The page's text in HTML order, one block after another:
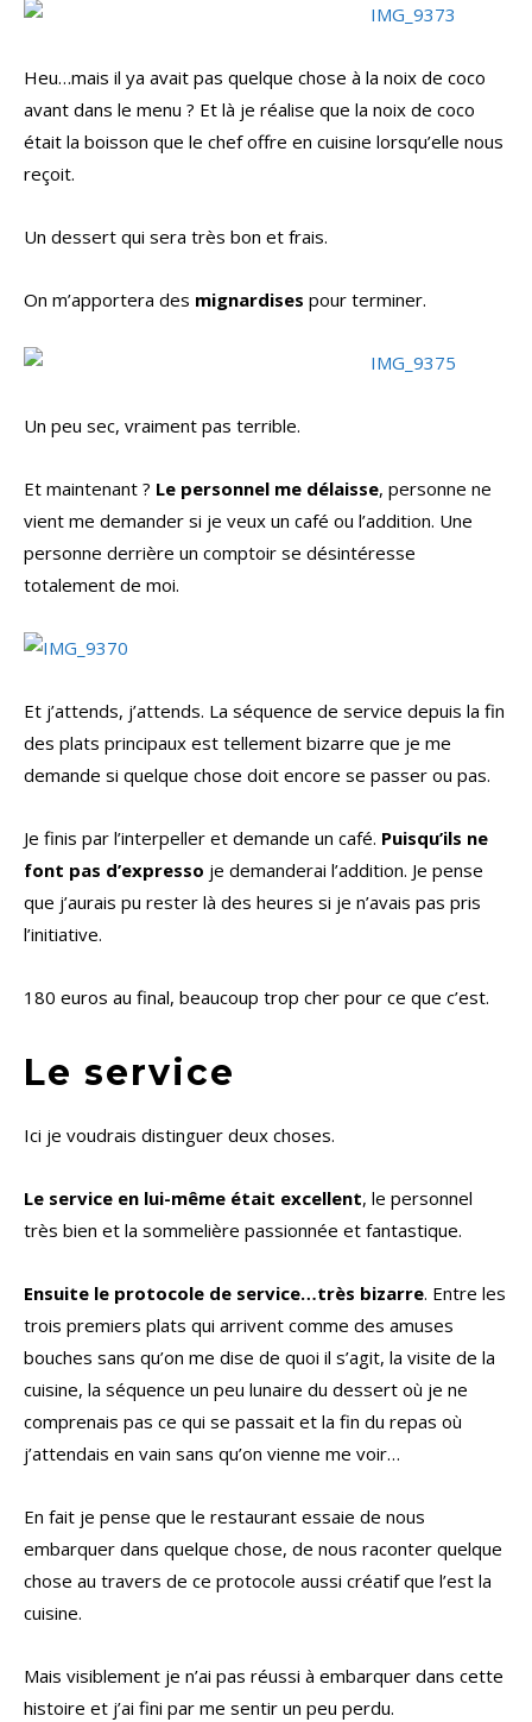
Heu…mais il ya avait pas quelque chose à la noix de coco
avant dans le menu ? Et là je réalise que la noix de coco
était la boisson que le chef offre en cuisine lorsqu’elle nous
reçoit.
Un dessert qui sera très bon et frais.
On m’apportera des mignardises pour terminer.
Un peu sec, vraiment pas terrible.
Et maintenant ? Le personnel me délaisse, personne ne
vient me demander si je veux un café ou l’addition. Une
personne derrière un comptoir se désintéresse
totalement de moi.
Et j’attends, j’attends. La séquence de service depuis la fin
des plats principaux est tellement bizarre que je me
demande si quelque chose doit encore se passer ou pas.
Je finis par l’interpeller et demande un café. Puisqu’ils ne
font pas d’expresso je demanderai l’addition. Je pense
que j’aurais pu rester là des heures si je n’avais pas pris
l’initiative.
180 euros au final, beaucoup trop cher pour ce que c’est.
Le service
Ici je voudrais distinguer deux choses.
Le service en lui-même était excellent, le personnel
très bien et la sommelière passionnée et fantastique.
Ensuite le protocole de service…très bizarre. Entre les
trois premiers plats qui arrivent comme des amuses
bouches sans qu’on me dise de quoi il s’agit, la visite de la
cuisine, la séquence un peu lunaire du dessert où je ne
comprenais pas ce qui se passait et la fin du repas où
j’attendais en vain sans qu’on vienne me voir…
En fait je pense que le restaurant essaie de nous
embarquer dans quelque chose, de nous raconter quelque
chose au travers de ce protocole aussi créatif que l’est la
cuisine.
Mais visiblement je n’ai pas réussi à embarquer dans cette
histoire et j’ai fini par me sentir un peu perdu.